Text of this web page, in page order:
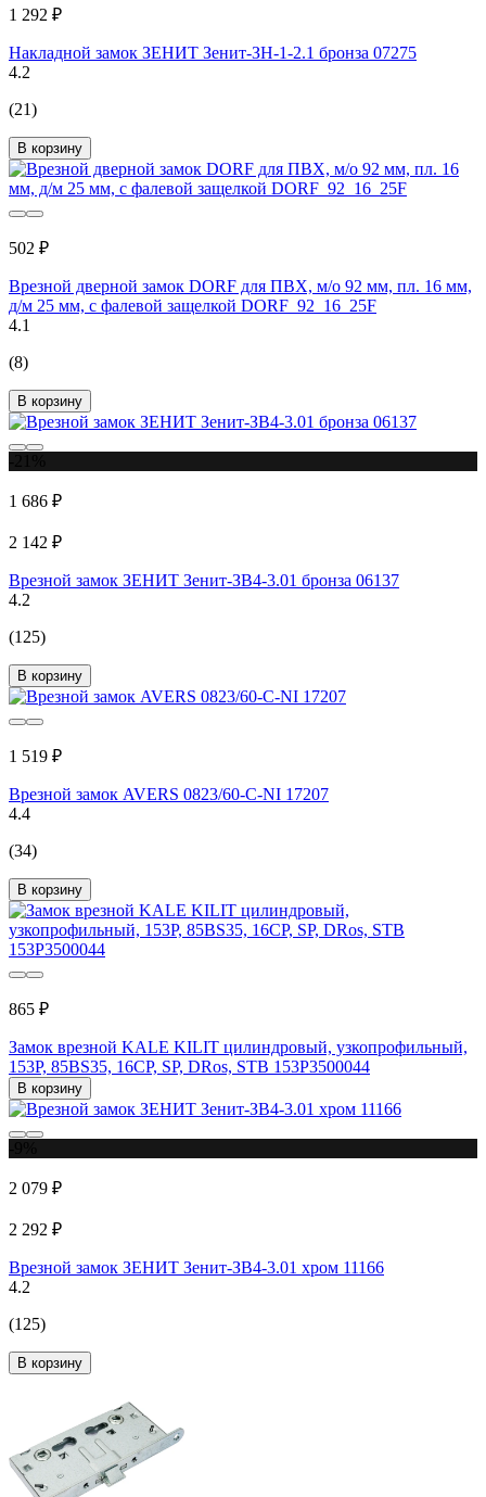
1 292 ₽
Накладной замок ЗЕНИТ Зенит-ЗН-1-2.1 бронза 07275
4.2
(21)
В корзину
502 ₽
Врезной дверной замок DORF для ПВХ, м/о 92 мм, пл. 16 мм,
д/м 25 мм, с фалевой защелкой DORF_92_16_25F
4.1
(8)
В корзину
1 686 ₽
2 142 ₽
Врезной замок ЗЕНИТ Зенит-ЗВ4-3.01 бронза 06137
4.2
(125)
В корзину
1 519 ₽
Врезной замок AVERS 0823/60-C-NI 17207
4.4
(34)
В корзину
865 ₽
Замок врезной KALE KILIT цилиндровый, узкопрофильный,
153Р, 85BS35, 16CP, SP, DRos, STB 153P3500044
В корзину
2 079 ₽
2 292 ₽
Врезной замок ЗЕНИТ Зенит-ЗВ4-3.01 хром 11166
4.2
(125)
В корзину